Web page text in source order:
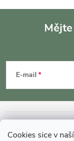
Cookies sice v
p
a
E-mail